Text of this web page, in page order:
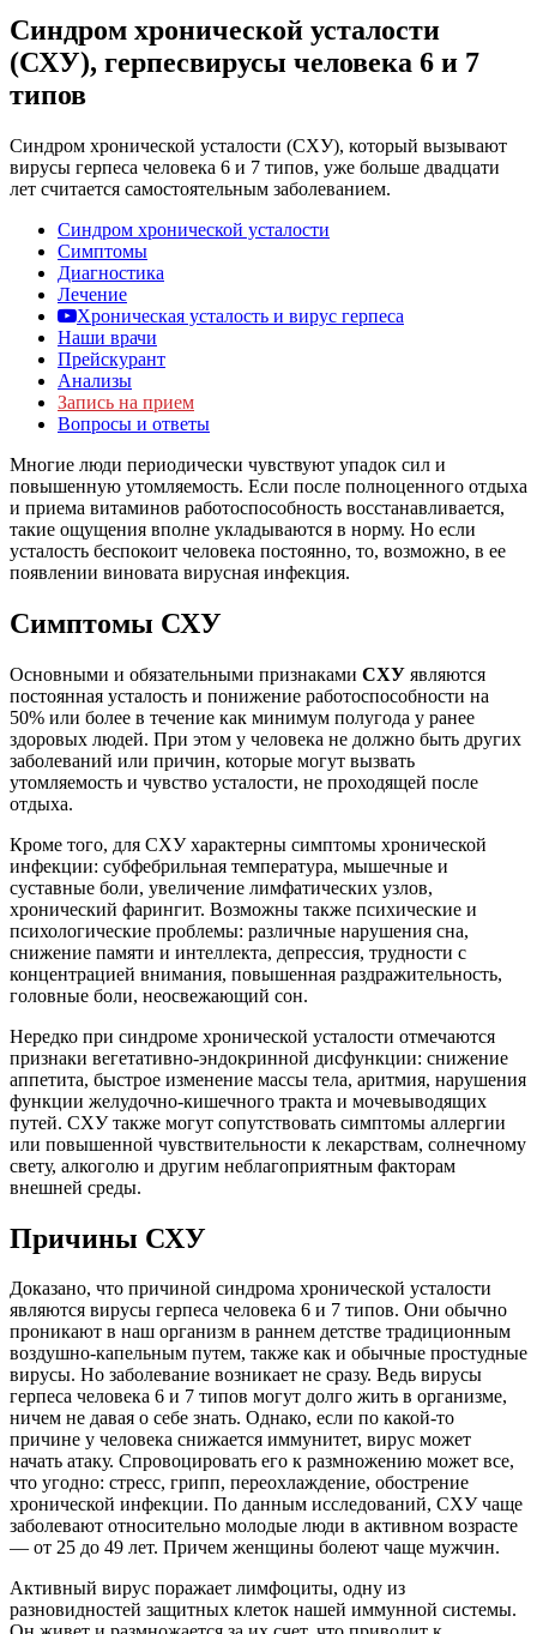
Синдром хронической усталости
(СХУ), герпесвирусы человека 6 и 7
типов
Синдром хронической усталости (СХУ), который вызывают
вирусы герпеса человека 6 и 7 типов, уже больше двадцати
лет считается самостоятельным заболеванием.
Синдром хронической усталости
Симптомы
Диагностика
Лечение
Хроническая усталость и вирус герпеса
Наши врачи
Прейскурант
Анализы
Запись на прием
Вопросы и ответы
Многие люди периодически чувствуют упадок сил и
повышенную утомляемость. Если после полноценного отдыха
и приема витаминов работоспособность восстанавливается,
такие ощущения вполне укладываются в норму. Но если
усталость беспокоит человека постоянно, то, возможно, в ее
появлении виновата вирусная инфекция.
Симптомы СХУ
Основными и обязательными признаками СХУ являются
постоянная усталость и понижение работоспособности на
50% или более в течение как минимум полугода у ранее
здоровых людей. При этом у человека не должно быть других
заболеваний или причин, которые могут вызвать
утомляемость и чувство усталости, не проходящей после
отдыха.
Кроме того, для СХУ характерны симптомы хронической
инфекции: субфебрильная температура, мышечные и
суставные боли, увеличение лимфатических узлов,
хронический фарингит. Возможны также психические и
психологические проблемы: различные нарушения сна,
снижение памяти и интеллекта, депрессия, трудности с
концентрацией внимания, повышенная раздражительность,
головные боли, неосвежающий сон.
Нередко при синдроме хронической усталости отмечаются
признаки вегетативно-эндокринной дисфункции: снижение
аппетита, быстрое изменение массы тела, аритмия, нарушения
функции желудочно-кишечного тракта и мочевыводящих
путей. СХУ также могут сопутствовать симптомы аллергии
или повышенной чувствительности к лекарствам, солнечному
свету, алкоголю и другим неблагоприятным факторам
внешней среды.
Причины СХУ
Доказано, что причиной синдрома хронической усталости
являются вирусы герпеса человека 6 и 7 типов. Они обычно
проникают в наш организм в раннем детстве традиционным
воздушно-капельным путем, также как и обычные простудные
вирусы. Но заболевание возникает не сразу. Ведь вирусы
герпеса человека 6 и 7 типов могут долго жить в организме,
ничем не давая о себе знать. Однако, если по какой-то
причине у человека снижается иммунитет, вирус может
начать атаку. Спровоцировать его к размножению может все,
что угодно: стресс, грипп, переохлаждение, обострение
хронической инфекции. По данным исследований, СХУ чаще
заболевают относительно молодые люди в активном возрасте
— от 25 до 49 лет. Причем женщины болеют чаще мужчин.
Активный вирус поражает лимфоциты, одну из
разновидностей защитных клеток нашей иммунной системы.